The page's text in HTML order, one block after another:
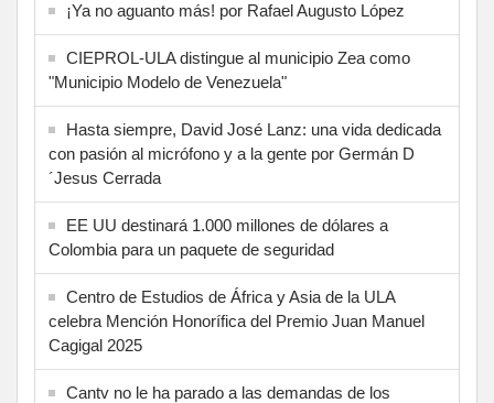
¡Ya no aguanto más! por Rafael Augusto López
CIEPROL-ULA distingue al municipio Zea como
"Municipio Modelo de Venezuela"
Hasta siempre, David José Lanz: una vida dedicada
con pasión al micrófono y a la gente por Germán D
´Jesus Cerrada
EE UU destinará 1.000 millones de dólares a
Colombia para un paquete de seguridad
Centro de Estudios de África y Asia de la ULA
celebra Mención Honorífica del Premio Juan Manuel
Cagigal 2025
Cantv no le ha parado a las demandas de los